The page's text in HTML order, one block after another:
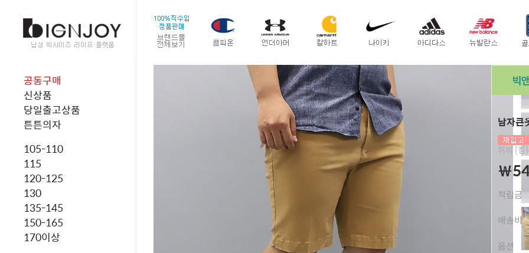
공동구매
신상품
당일출고상품
튼튼의자
105-110
115
120-125
130
135-145
150-165
170이상
남자큰
허리 [
￦
적립금
배송비
옵션